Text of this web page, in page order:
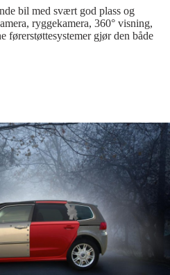
bil med svært god plass og
ryggekamera, 360° visning,
førerstøttesystemer gjør den både